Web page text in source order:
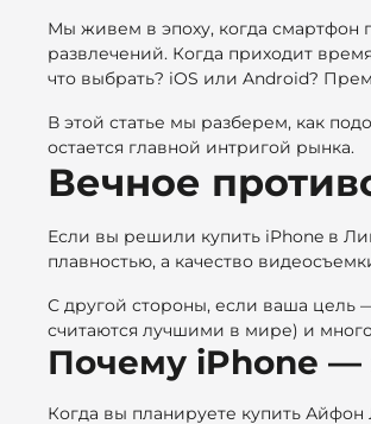
Мы живем в эпоху, когда смартфон
развлечений. Когда приходит
что выбрать? iOS или Android?
В этой статье мы разберем, как
остается главной интригой рынка.
Вечное
Если вы решили купить iPhone в
плавностью, а качество
С другой стороны, если ваша цель
считаются лучшими в мире) и
Почему iPhone —
Когда вы планируете купить Айфон